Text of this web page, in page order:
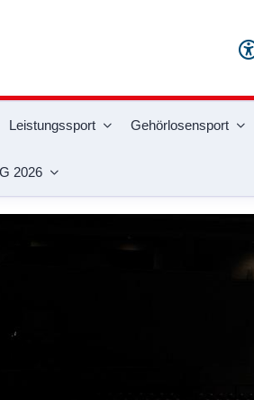
Leistungssport Gehörlosensport
2026